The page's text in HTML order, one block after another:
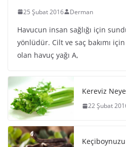
25 Şubat 2016 Derman
Havucun insan sağlığı için
yönlüdür. Cilt ve saç bakımı
olan havuç yağı A,
Kereviz
22 Şubat